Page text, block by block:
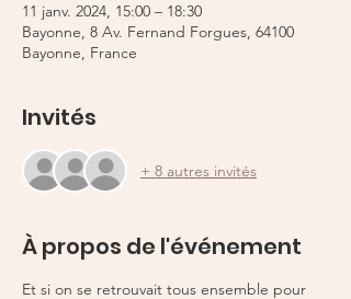
11 janv. 2024, 15:00 – 18:30
Bayonne, 8 Av. Fernand Forgues, 64100
Bayonne, France
Invités
+ 8 autres invités
À propos de l'événement
Et si on se retrouvait tous ensemble pour